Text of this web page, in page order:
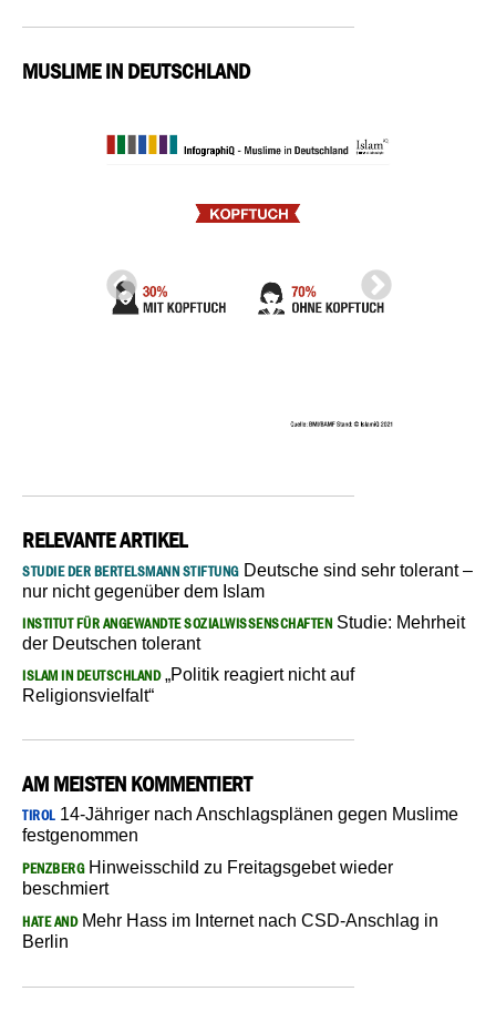
MUSLIME IN DEUTSCHLAND
RELEVANTE ARTIKEL
STUDIE DER BERTELSMANN STIFTUNGDeutsche sind sehr tolerant –
nur nicht gegenüber dem Islam
INSTITUT FÜR ANGEWANDTE SOZIALWISSENSCHAFTEN Studie: Mehrheit
der Deutschen tolerant
ISLAM IN DEUTSCHLAND„Politik reagiert nicht auf
Religionsvielfalt“
AM MEISTEN KOMMENTIERT
TIROL14-Jähriger nach Anschlagsplänen gegen Muslime
festgenommen
PENZBERGHinweisschild zu Freitagsgebet wieder
beschmiert
HATE ANDMehr Hass im Internet nach CSD-Anschlag in
Berlin